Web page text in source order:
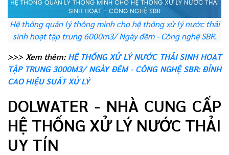
Hệ thống quản lý thông minh cho hệ thống xử lý nước thải
sinh hoạt tập trung 6000m3/ Ngày đêm - Công nghệ SBR.
>>> Xem thêm: HỆ THỐNG XỬ LÝ NƯỚC THẢI SINH HOẠT
TẬP TRUNG 3000M3/ NGÀY ĐÊM - CÔNG NGHỆ SBR: ĐỈNH
CAO HIỆU SUẤT XỬ LÝ
DOLWATER - NHÀ CUNG CẤP
HỆ THỐNG XỬ LÝ NƯỚC THẢI
UY TÍN